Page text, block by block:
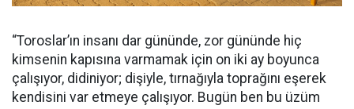
“Toroslar’ın insanı dar gününde, zor gününde hiç
kimsenin kapısına varmamak için on iki ay boyunca
çalışıyor, didiniyor; dişiyle, tırnağıyla toprağını eşerek
kendisini var etmeye çalışıyor. Bugün ben bu üzüm